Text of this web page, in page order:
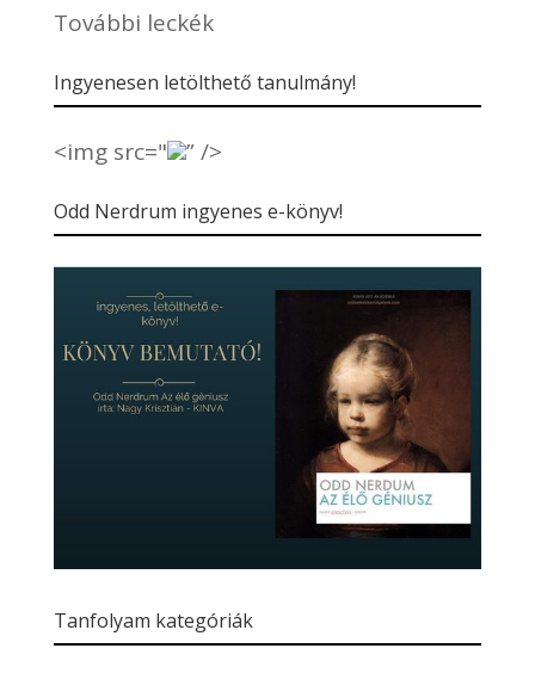
További leckék
Ingyenesen letölthető tanulmány!
<img src=" ” />
Odd Nerdrum ingyenes e-könyv!
Tanfolyam kategóriák